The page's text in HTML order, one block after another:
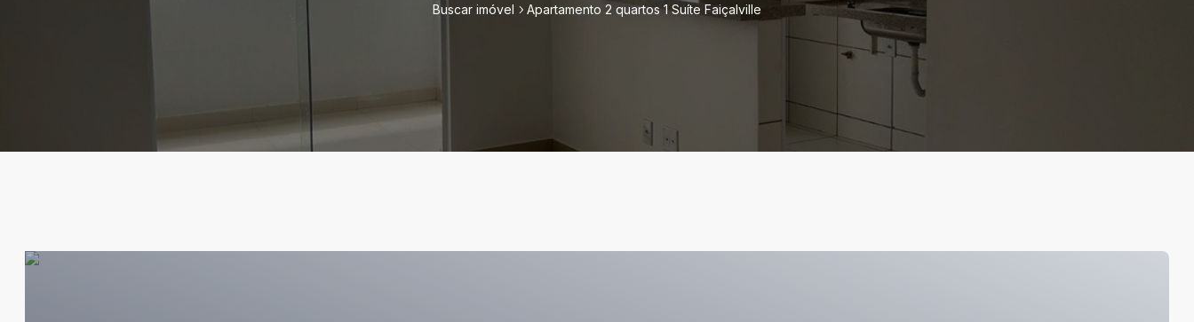
Buscar imóvel Apartamento 2 quartos 1 Suíte Faiçalville